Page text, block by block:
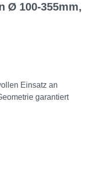
Ø 100-355mm,
Einsatz an
garantiert